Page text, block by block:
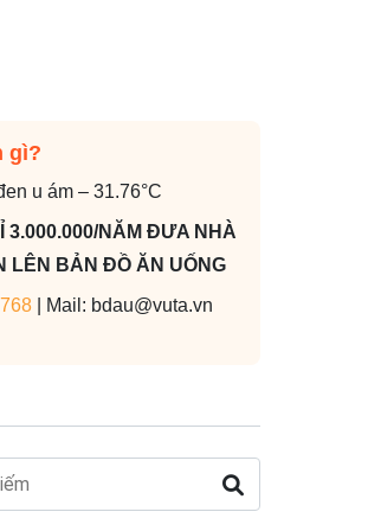
gì?️
u ám – 31.76°C
3.000.000/NĂM ĐƯA NHÀ
LÊN BẢN ĐỒ ĂN UỐNG
| Mail: bdau@vuta.vn